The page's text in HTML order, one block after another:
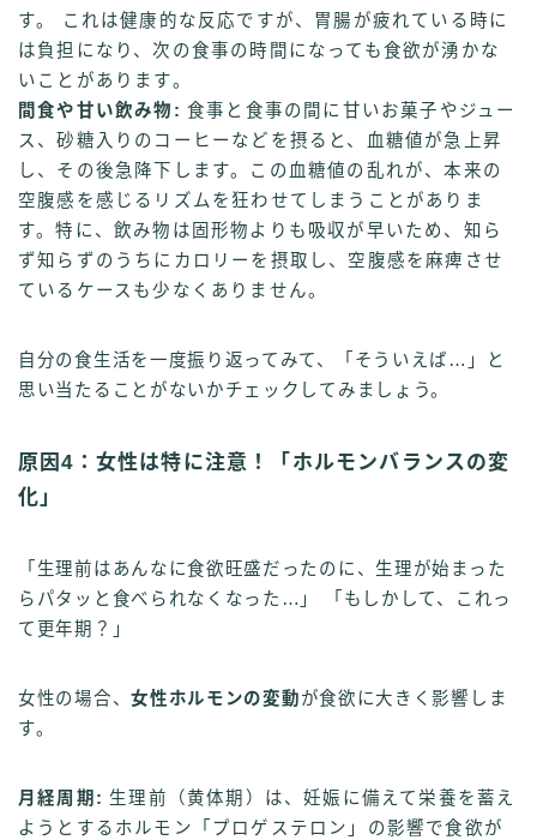
す。 これは健康的な反応ですが、胃腸が疲れている時に
は負担になり、次の食事の時間になっても食欲が湧かな
いことがあります。
間食や甘い飲み物: 食事と食事の間に甘いお菓子やジュー
ス、砂糖入りのコーヒーなどを摂ると、血糖値が急上昇
し、その後急降下します。この血糖値の乱れが、本来の
空腹感を感じるリズムを狂わせてしまうことがありま
す。特に、飲み物は固形物よりも吸収が早いため、知ら
ず知らずのうちにカロリーを摂取し、空腹感を麻痺させ
ているケースも少なくありません。
自分の食生活を一度振り返ってみて、「そういえば…」と
思い当たることがないかチェックしてみましょう。
原因4：女性は特に注意！「ホルモンバランスの変
化」
「生理前はあんなに食欲旺盛だったのに、生理が始まった
らパタッと食べられなくなった…」 「もしかして、これっ
て更年期？」
女性の場合、女性ホルモンの変動が食欲に大きく影響しま
す。
月経周期: 生理前（黄体期）は、妊娠に備えて栄養を蓄え
ようとするホルモン「プロゲステロン」の影響で食欲が